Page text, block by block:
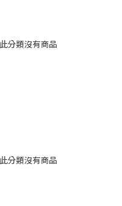
此分類沒有商品
此分類沒有商品